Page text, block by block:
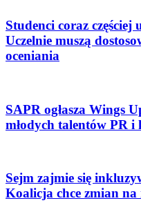
Studenci coraz częściej
Uczelnie muszą
oceniania
SAPR ogłasza Wings
młodych talentów PR
Sejm zajmie się
Koalicja chce zmian